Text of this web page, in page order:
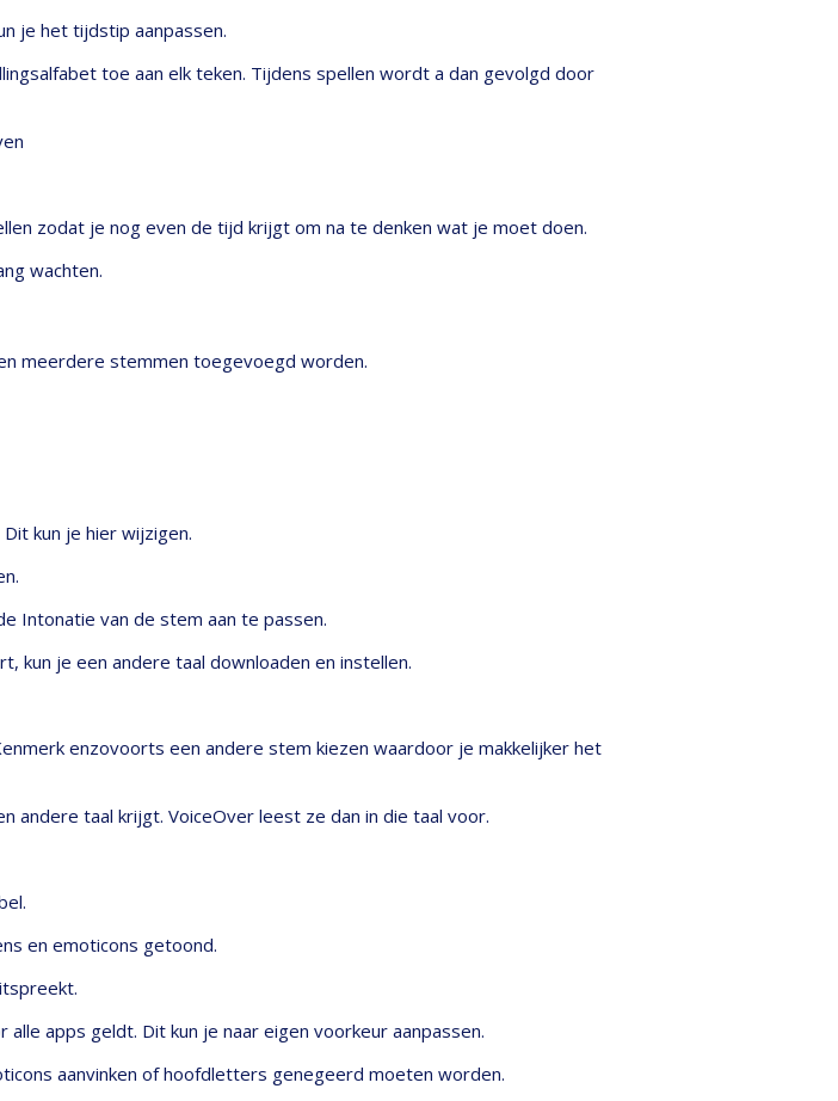
je het tijdstip aanpassen.
toe aan elk teken. Tijdens spellen wordt a dan gevolgd door
zodat je nog even de tijd krijgt om na te denken wat je moet doen.
wachten.
meerdere stemmen toegevoegd worden.
kun je hier wijzigen.
Intonatie van de stem aan te passen.
kun je een andere taal downloaden en instellen.
enzovoorts een andere stem kiezen waardoor je makkelijker het
andere taal krijgt. VoiceOver leest ze dan in die taal voor.
en emoticons getoond.
apps geldt. Dit kun je naar eigen voorkeur aanpassen.
aanvinken of hoofdletters genegeerd moeten worden.